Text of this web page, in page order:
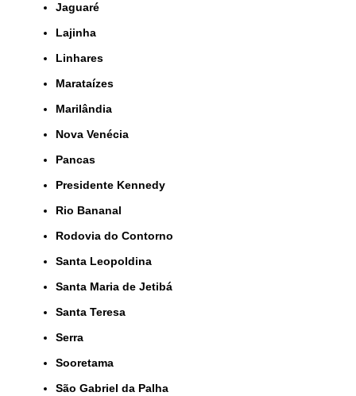
Jaguaré
Lajinha
Linhares
Marataízes
Marilândia
Nova Venécia
Pancas
Presidente Kennedy
Rio Bananal
Rodovia do Contorno
Santa Leopoldina
Santa Maria de Jetibá
Santa Teresa
Serra
Sooretama
São Gabriel da Palha